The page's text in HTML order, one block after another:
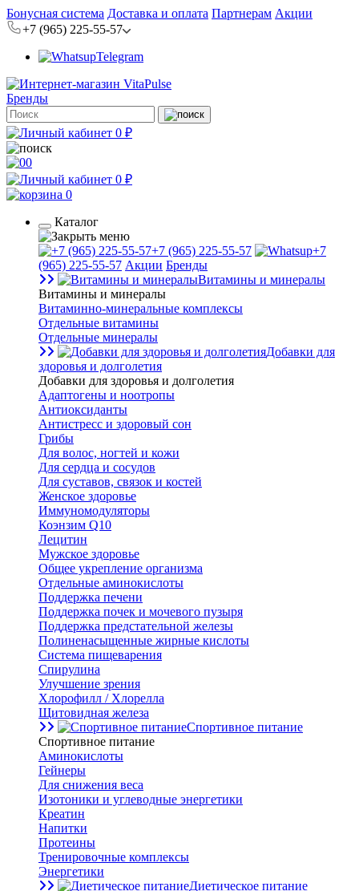
Бонусная система Доставка и оплата Партнерам Акции
+7 (965) 225-55-57
Telegram
Бренды
0 ₽
0
0 ₽
0
Каталог
+7 (965) 225-55-57
+7
(965) 225-55-57 Акции Бренды
Витамины и минералы
Витамины и минералы
Витаминно-минеральные комплексы
Отдельные витамины
Отдельные минералы
Добавки для
здоровья и долголетия
Добавки для здоровья и долголетия
Адаптогены и ноотропы
Антиоксиданты
Антистресс и здоровый сон
Грибы
Для волос, ногтей и кожи
Для сердца и сосудов
Для суставов, связок и костей
Женское здоровье
Иммуномодуляторы
Коэнзим Q10
Лецитин
Мужское здоровье
Общее укрепление организма
Отдельные аминокислоты
Поддержка печени
Поддержка почек и мочевого пузыря
Поддержка предстательной железы
Полиненасыщенные жирные кислоты
Система пищеварения
Спирулина
Улучшение зрения
Хлорофилл / Хлорелла
Щитовидная железа
Спортивное питание
Спортивное питание
Аминокислоты
Гейнеры
Для снижения веса
Изотоники и углеводные энергетики
Креатин
Напитки
Протеины
Тренировочные комплексы
Энергетики
Диетическое питание